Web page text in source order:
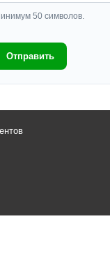
50 символов.
Отправить